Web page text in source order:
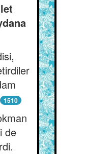
1510
de